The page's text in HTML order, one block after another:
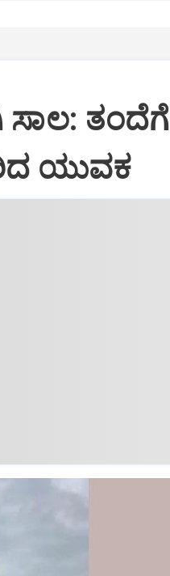
ಸಾಲ: ತಂದೆಗೆ
ಯುವಕ